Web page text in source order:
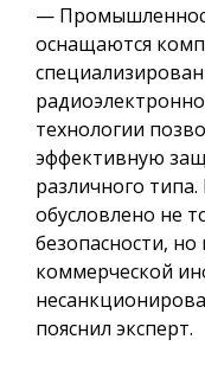
—
оснащаются
технологии
эффективную
различного
обусловлено не
безопасности,
коммерческой
пояснил эксперт.